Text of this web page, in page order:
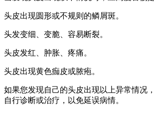
头皮出现圆形或不规则的鳞屑斑。
头发变细、变脆、容易断裂。
头皮发红、肿胀、疼痛。
头皮出现黄色痂皮或脓疱。
如果您发现自己的头皮出现以上异常情况
自行诊断或治疗，以免延误病情。